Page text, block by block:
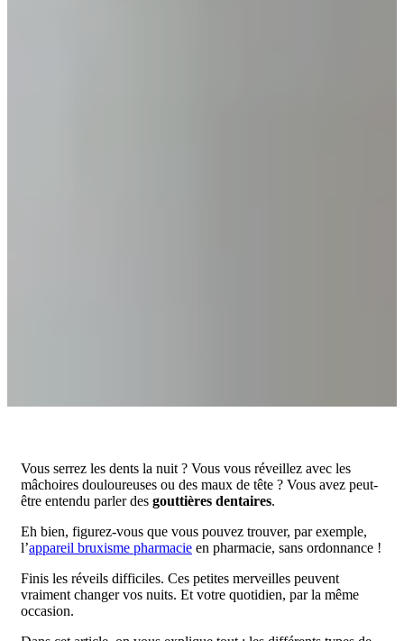
Vous serrez les dents la nuit ? Vous vous réveillez avec les
mâchoires douloureuses ou des maux de tête ? Vous avez peut-
être entendu parler des gouttières dentaires.
Eh bien, figurez-vous que vous pouvez trouver, par exemple,
l’appareil bruxisme pharmacie en pharmacie, sans ordonnance !
Finis les réveils difficiles. Ces petites merveilles peuvent
vraiment changer vos nuits. Et votre quotidien, par la même
occasion.